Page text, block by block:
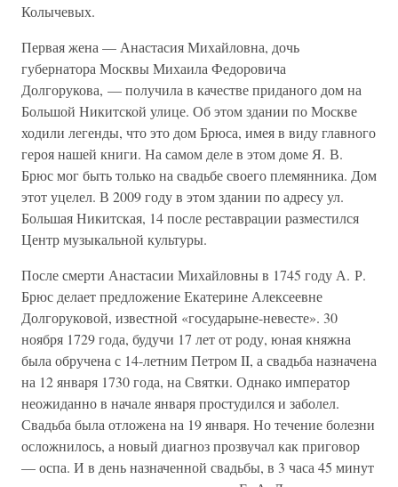
Колычевых.
Первая жена — Анастасия Михайловна, дочь
губернатора Москвы Михаила Федоровича
Долгорукова, — получила в качестве приданого дом на
Большой Никитской улице. Об этом здании по Москве
ходили легенды, что это дом Брюса, имея в виду главного
героя нашей книги. На самом деле в этом доме Я. В.
Брюс мог быть только на свадьбе своего племянника. Дом
этот уцелел. В 2009 году в этом здании по адресу ул.
Большая Никитская, 14 после реставрации разместился
Центр музыкальной культуры.
После смерти Анастасии Михайловны в 1745 году А. Р.
Брюс делает предложение Екатерине Алексеевне
Долгоруковой, известной «государыне-невесте». 30
ноября 1729 года, будучи 17 лет от роду, юная княжна
была обручена с 14-летним Петром II, а свадьба назначена
на 12 января 1730 года, на Святки. Однако император
неожиданно в начале января простудился и заболел.
Свадьба была отложена на 19 января. Но течение болезни
осложнилось, а новый диагноз прозвучал как приговор
— оспа. И в день назначенной свадьбы, в 3 часа 45 минут